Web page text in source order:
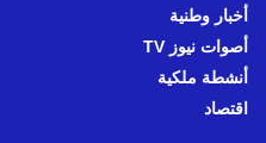
أخبار وطنية
أصوات نيوز TV
أنشطة ملكية
اقتصاد